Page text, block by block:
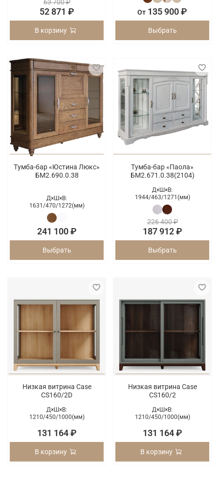
63 700 ₽
52 871 ₽
В корзину
От 135 900 ₽
Выбрать
Тумба-бар «Юстина Люкс»
БМ2.690.0.38
Д×Ш×В:
1631/470/1272(мм)
241 100 ₽
Выбрать
Тумба-бар «Паола»
БМ2.671.0.38(2104)
Д×Ш×В:
1944/463/1271(мм)
226 400 ₽
187 912 ₽
Выбрать
Низкая витрина Case
CS160/2D
Д×Ш×В:
1210/450/1000(мм)
131 164 ₽
В корзину
Низкая витрина Case
CS160/2
Д×Ш×В:
1210/450/1000(мм)
131 164 ₽
В корзину